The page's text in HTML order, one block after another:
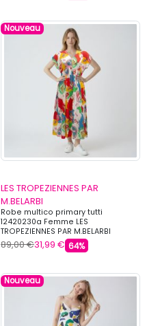
Nouveau
LES TROPEZIENNES PAR
M.BELARBI
Robe multico primary tutti
12420230a Femme LES
TROPEZIENNES PAR M.BELARBI
89,00 €31,99 € 64%
Nouveau